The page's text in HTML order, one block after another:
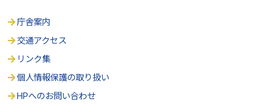
庁舎案内
交通アクセス
リンク集
個人情報保護の取り扱い
HPへのお問い合わせ